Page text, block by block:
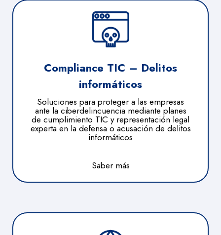
Compliance TIC – Delitos
informáticos
Soluciones para proteger a las empresas
ante la ciberdelincuencia mediante planes
de cumplimiento TIC y representación legal
experta en la defensa o acusación de delitos
informáticos
Saber más